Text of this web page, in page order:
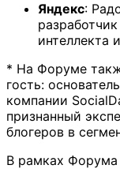
Яндекс:
интеллекта
* На Форуме
гость:
компании
признанный
блогеров в
В рамках Форума